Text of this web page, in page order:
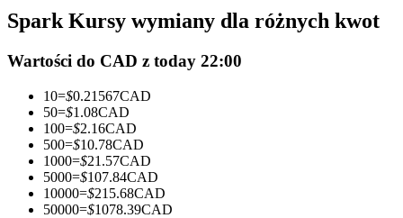
Dołącz do najlepszych traderów
Zostań traderem kopiującym
Spark Kursy wymiany dla różnych kwot
Wartości do CAD z today 22:00
10=$0.21567CAD
50=$1.08CAD
100=$2.16CAD
500=$10.78CAD
1000=$21.57CAD
5000=$107.84CAD
10000=$215.68CAD
50000=$1078.39CAD